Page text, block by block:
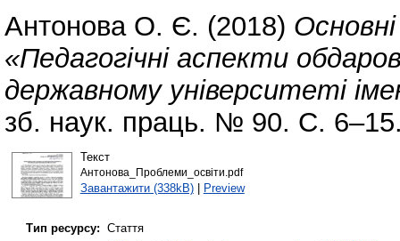
Антонова О. Є. (2018)
«Педагогічні аспекти
державному університеті
зб. наук. праць. № 90. С.
Текст
Антонова_Проблеми_освіти.pdf
Завантажити (338kB)| Preview
Тип ресурсу: Стаття